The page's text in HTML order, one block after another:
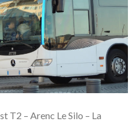
T2 – Arenc Le Silo – La